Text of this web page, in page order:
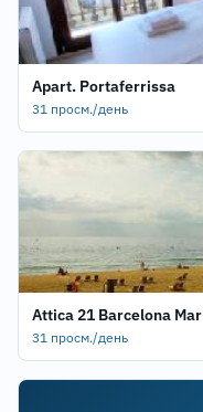
Apart. Portaferrissa
31 просм./день
Attica 21 Barcelona Mar
31 просм./день